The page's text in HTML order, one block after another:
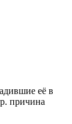
её в
причина